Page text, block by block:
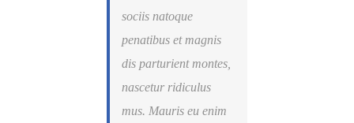
sociis natoque
penatibus et magnis
dis parturient montes,
nascetur ridiculus
mus. Mauris eu enim